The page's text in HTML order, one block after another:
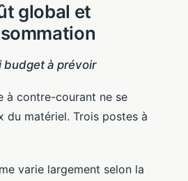
global et
budget à prévoir
à contre-courant ne se
du matériel. Trois postes à
varie largement selon la